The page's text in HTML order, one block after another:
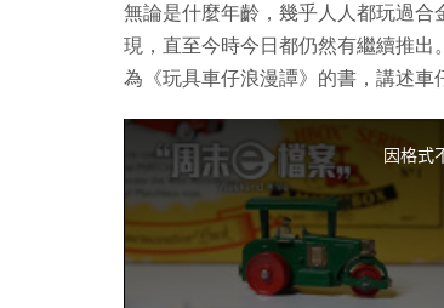
無論是什麼年齡，幾乎人人都玩過合
現，直至今時今日都仍然有繼續推
為《玩具車仔浪漫譚》的書，講述車
m
l
因格式